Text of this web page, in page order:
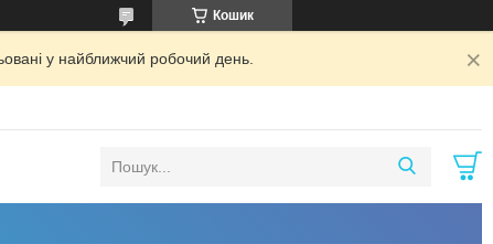
Кошик
у найближчий робочий день.